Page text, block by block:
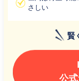
さしい
賢
公